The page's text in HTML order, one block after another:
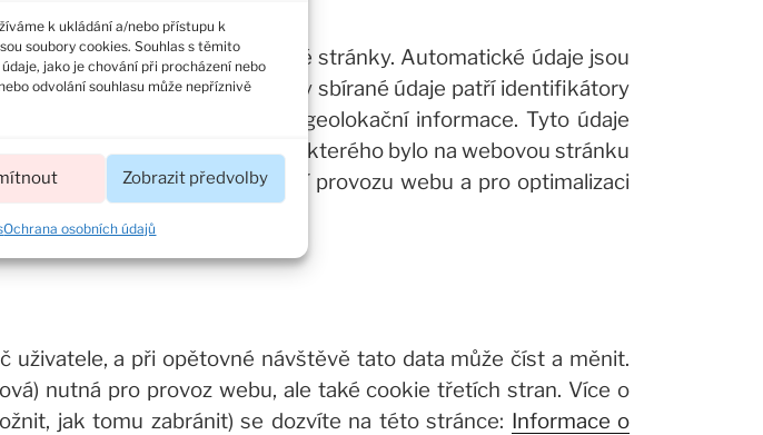
k ukládání a/nebo přístupu k
soubory cookies. Souhlas s těmito
jako je chování při procházení nebo
odvolání souhlasu může nepříznivě
Zobrazit předvolby
Ochrana osobních údajů
a ukládá údaje o návštěvě stránky. Automatické údaje jsou
PIWIK. Mezi automaticky sbírané údaje patří identifikátory
a prohlížeči, vypočítané geolokační informace. Tyto údaje
identifikovat počítač, ze kterého bylo na webovou stránku
informace k vyhodnocení provozu webu a pro optimalizaci
a při opětovné návštěvě tato data může číst a měnit.
nutná pro provoz webu, ale také cookie třetích stran. Více o
jak tomu zabránit) se dozvíte na této stránce: Informace o